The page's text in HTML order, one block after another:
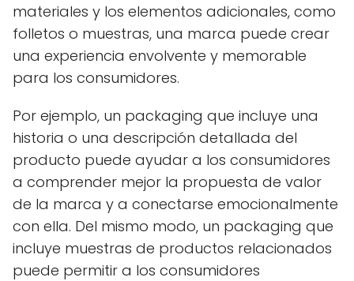
materiales y los elementos adicionales, como
folletos o muestras, una marca puede crear
una experiencia envolvente y memorable
para los consumidores.
Por ejemplo, un packaging que incluye una
historia o una descripción detallada del
producto puede ayudar a los consumidores
a comprender mejor la propuesta de valor
de la marca y a conectarse emocionalmente
con ella. Del mismo modo, un packaging que
incluye muestras de productos relacionados
puede permitir a los consumidores